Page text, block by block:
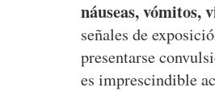
náuseas, vómitos,
señales de
presentarse
es imprescindible